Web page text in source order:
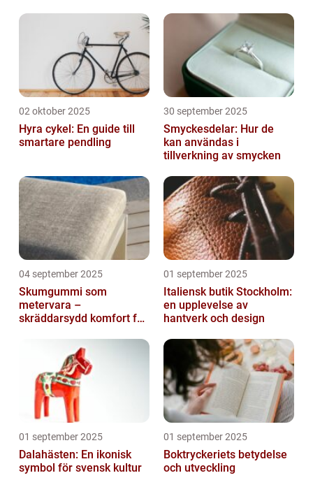
02 oktober 2025
Hyra cykel: En guide till
smartare pendling
30 september 2025
Smyckesdelar: Hur de
kan användas i
tillverkning av smycken
04 september 2025
Skumgummi som
metervara –
skräddarsydd komfort för
01 september 2025
Italiensk butik Stockholm:
en upplevelse av
hantverk och design
01 september 2025
Dalahästen: En ikonisk
symbol för svensk kultur
01 september 2025
Boktryckeriets betydelse
och utveckling